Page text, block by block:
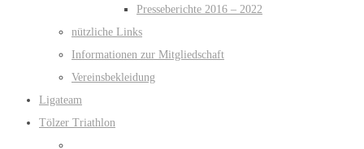
Presseberichte 2016 – 2022
nützliche Links
Informationen zur Mitgliedschaft
Vereinsbekleidung
Ligateam
Tölzer Triathlon